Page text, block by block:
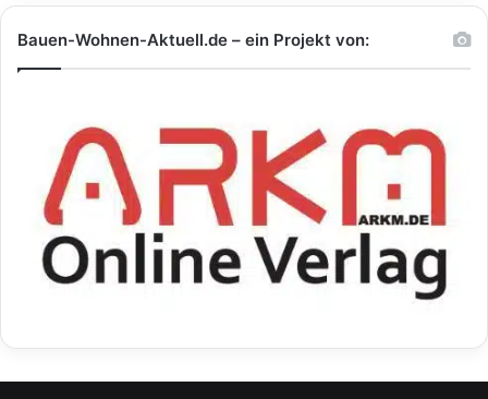
Bauen-Wohnen-Aktuell.de – ein Projekt von: